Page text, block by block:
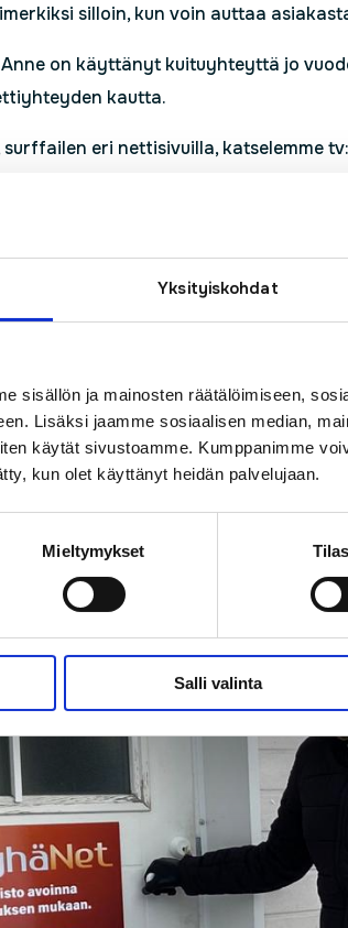
Yksityiskohdat
sisällön ja mainosten räätälöimiseen,
Lisäksi jaamme sosiaalisen median,
käytät sivustoamme. Kumppanimme
kun olet käyttänyt heidän palvelujaan.
Mieltymykset
Salli valinta
silloin, kun voin auttaa
on käyttänyt kuituyhteyttä jo
kautta.
surffailen eri nettisivuilla, katselemme
on niin toimintavarma, ettei sitä
kodin ulkopuolella: Esimerkiksi
miksi tämä hidastelee tai pätkii,